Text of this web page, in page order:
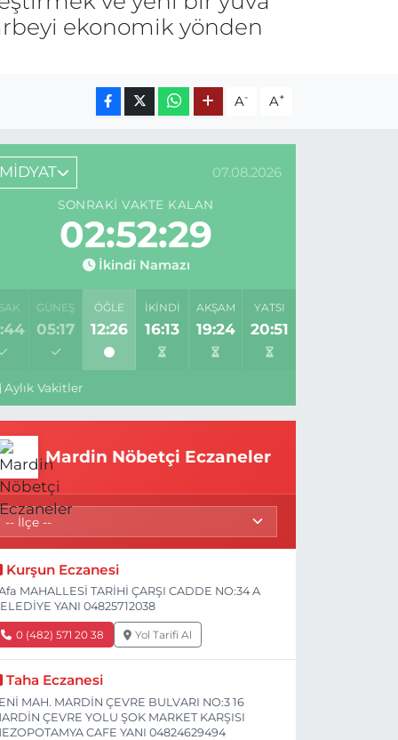
ekonomik yönden
A- A+
MİDYAT 07.08.2026
SONRAKI VAKTE KALAN
02:52:29
İkindi Namazı
GÜNEŞ
05:17
ÖĞLE
12:26
İKINDI
16:13
AKŞAM
19:24
YATSI
20:51
Aylık Vakitler
Mardin Nöbetçi Eczaneler
Kurşun Eczanesi
MAHALLESİ TARİHİ ÇARŞI CADDE NO:34 A
YANI 04825712038
0 (482) 571 20 38 Yol Tarifi Al
Taha Eczanesi
MAH. MARDİN ÇEVRE BULVARI NO:3 16
ÇEVRE YOLU ŞOK MARKET KARŞISI
CAFE YANI 04824629494